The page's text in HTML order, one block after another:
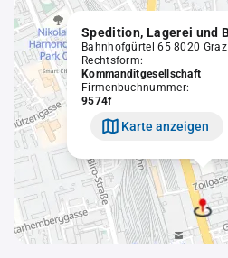
Bahnhofgürtel 65 8020 Graz
Rechtsform:
Kommanditgesellschaft
Firmenbuchnummer:
9574f
Karte anzeigen